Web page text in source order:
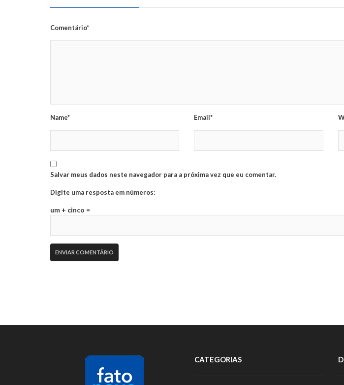
Comentário*
Name* Email*
Salvar meus dados neste navegador para a próxima vez que eu comentar.
Digite uma resposta em números:
um + cinco =
CATEGORIAS